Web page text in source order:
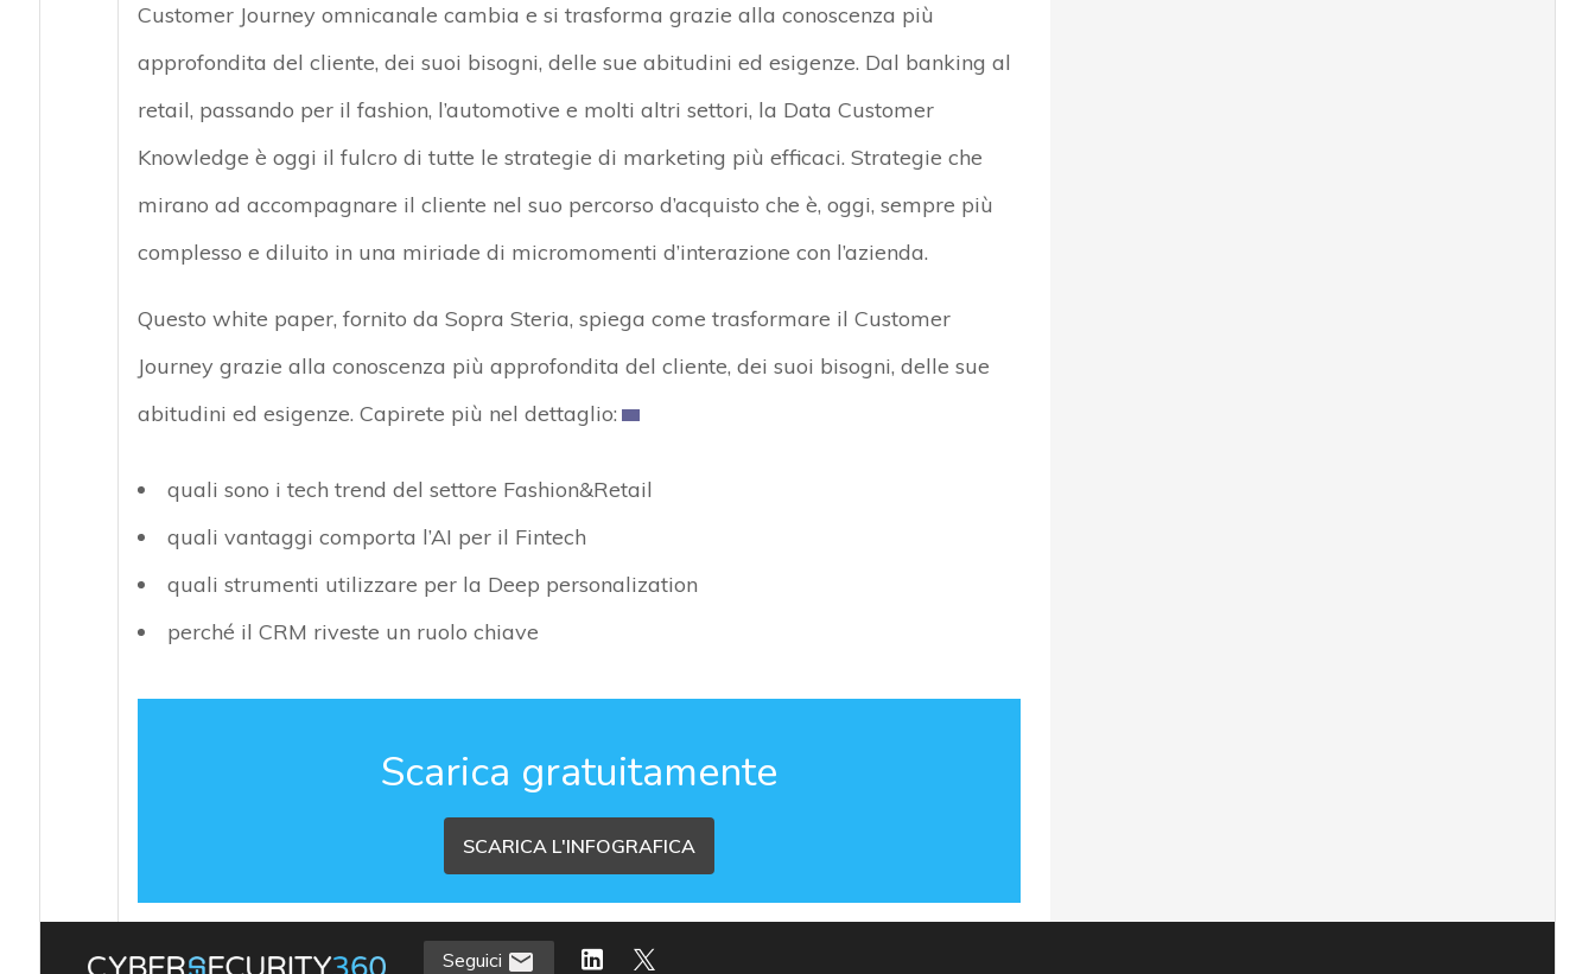
Customer Journey omnicanale cambia e si trasforma grazie alla conoscenza più
approfondita del cliente, dei suoi bisogni, delle sue abitudini ed esigenze. Dal banking al
retail, passando per il fashion, l’automotive e molti altri settori, la Data Customer
Knowledge è oggi il fulcro di tutte le strategie di marketing più efficaci. Strategie che
mirano ad accompagnare il cliente nel suo percorso d’acquisto che è, oggi, sempre più
complesso e diluito in una miriade di micromomenti d’interazione con l’azienda.
Questo white paper, fornito da Sopra Steria, spiega come trasformare il Customer
Journey grazie alla conoscenza più approfondita del cliente, dei suoi bisogni, delle sue
abitudini ed esigenze. Capirete più nel dettaglio:
quali sono i tech trend del settore Fashion&Retail
quali vantaggi comporta l’AI per il Fintech
quali strumenti utilizzare per la Deep personalization
perché il CRM riveste un ruolo chiave
Scarica gratuitamente
SCARICA L'INFOGRAFICA
Seguici